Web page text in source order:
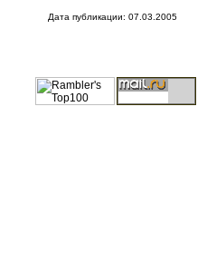
Дата публикации: 07.03.2005